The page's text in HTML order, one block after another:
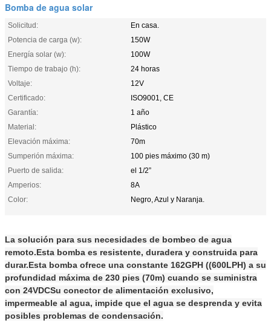
Bomba de agua solar
Solicitud:
En casa.
Potencia de carga (w):
150W
Energía solar (w):
100W
Tiempo de trabajo (h):
24 horas
Voltaje:
12V
Certificado:
ISO9001, CE
Garantía:
1 año
Material:
Plástico
Elevación máxima:
70m
Sumperión máxima:
100 pies máximo (30 m)
Puerto de salida:
el 1/2”
Amperios:
8A
Color:
Negro, Azul y Naranja.
La solución para sus necesidades de bombeo de agua
remoto.Esta bomba es resistente, duradera y construida para
durar.Esta bomba ofrece una constante 162GPH ((600LPH) a su
profundidad máxima de 230 pies (70m) cuando se suministra
con 24VDCSu conector de alimentación exclusivo,
impermeable al agua, impide que el agua se desprenda y evita
posibles problemas de condensación.